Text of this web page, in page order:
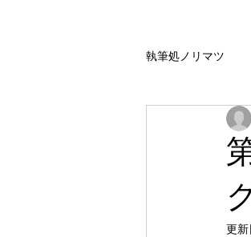
執筆処ノリマツ
旅ブログ（
更新